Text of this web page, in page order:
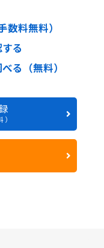
料無料）
る
る（無料）